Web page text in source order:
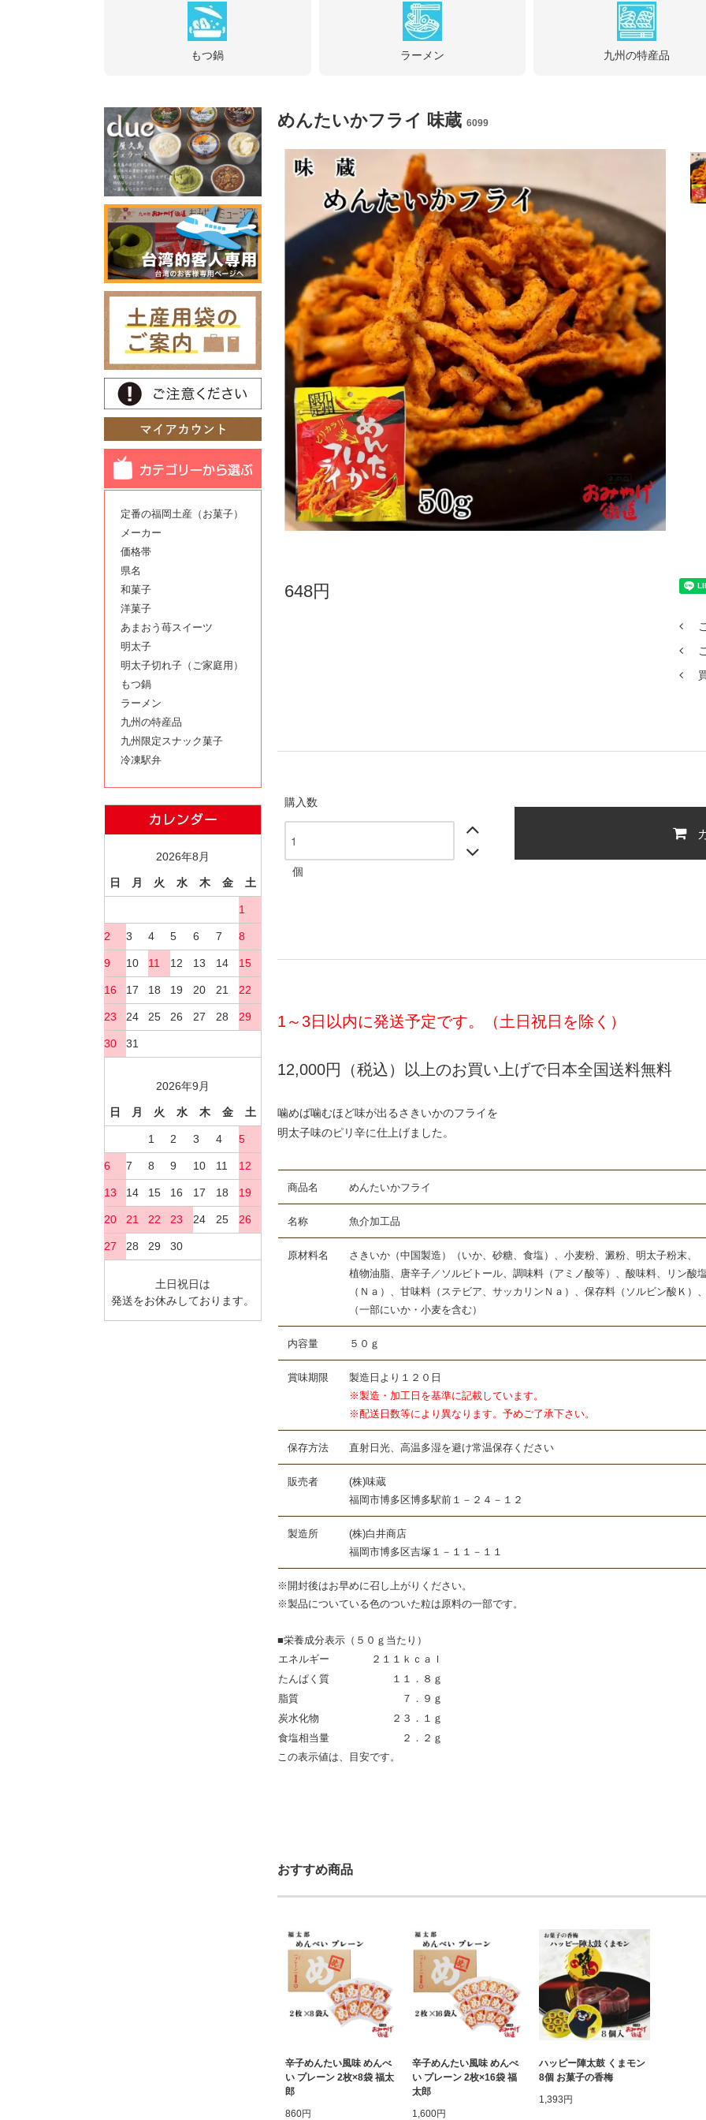
もつ鍋 ラーメン 九州の特産品
定番の福岡土産（お菓子）
メーカー
価格帯
県名
和菓子
洋菓子
あまおう苺スイーツ
明太子
明太子切れ子（ご家庭用）
もつ鍋
ラーメン
九州の特産品
九州限定スナック菓子
冷凍駅弁
2026年8月
日 月 火 水 木 金 土
1
2 3 4 5 6 7 8
9 10 11 12 13 14 15
16 17 18 19 20 21 22
23 24 25 26 27 28 29
30 31
2026年9月
日 月 火 水 木 金 土
1 2 3 4 5
6 7 8 9 10 11 12
13 14 15 16 17 18 19
20 21 22 23 24 25 26
27 28 29 30
土日祝日は
発送をお休みしております。
めんたいかフライ 味蔵 6099
648円
購入数
個
1～3日以内に発送予定です。（土日祝日を除く）
12,000円（税込）以上のお買い上げで日本全国送料無料
噛めば噛むほど味が出るさきいかのフライを
明太子味のピリ辛に仕上げました。
商品名 めんたいかフライ
名称 魚介加工品
原材料名 さきいか（中国製造）（いか、砂糖、食塩）、小麦粉、澱粉、明太子粉末、
植物油脂、唐辛子／ソルビトール、調味料（アミノ酸等）、酸味料、リン酸
（Ｎａ）、甘味料（ステビア、サッカリンＮａ）、保存料（ソルビン酸Ｋ）
（一部にいか・小麦を含む）
内容量 ５０ｇ
賞味期限 製造日より１２０日
※製造・加工日を基準に記載しています。
※配送日数等により異なります。予めご了承下さい。
保存方法 直射日光、高温多湿を避け常温保存ください
販売者 (株)味蔵
福岡市博多区博多駅前１－２４－１２
製造所 (株)白井商店
福岡市博多区吉塚１－１１－１１
※開封後はお早めに召し上がりください。
※製品についている色のついた粒は原料の一部です。
■栄養成分表示（５０ｇ当たり）
エネルギー
２１１ｋｃａｌ
たんぱく質
１１．８ｇ
脂質
７．９ｇ
炭水化物
２３．１ｇ
食塩相当量
２．２ｇ
この表示値は、目安です。
おすすめ商品
辛子めんたい風味 めんべ
い プレーン 2枚×8袋 福太
郎
860円
辛子めんたい風味 めんべ
い プレーン 2枚×16袋 福
太郎
1,600円
ハッピー陣太鼓 くまモン
8個 お菓子の香梅
1,393円